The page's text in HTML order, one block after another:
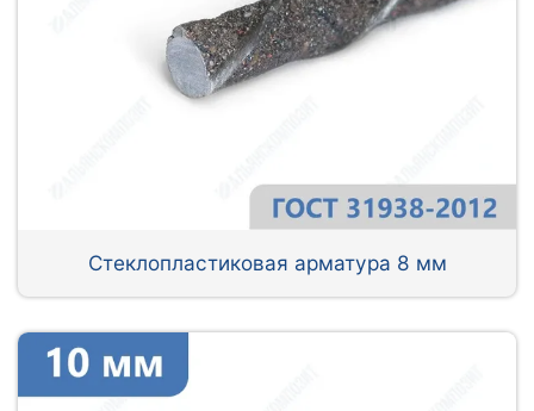
Стеклопластиковая арматура 8 мм